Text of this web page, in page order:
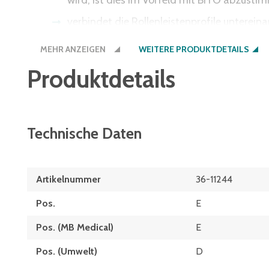
verbindet die Rollenleistenprofile
Stoßverbindung für lange Kanäle
inklusive Befestigungsmaterial + Achsen
MEHR ANZEIGEN WEITERE PRODUKTDETAILS
Produktdetails
Technische Daten
Artikelnummer 36-11244
Pos. E
Pos. (MB Medical) E
Pos. (Umwelt) D